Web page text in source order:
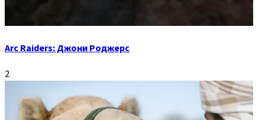
Arc Raiders: Джони Роджерс
2